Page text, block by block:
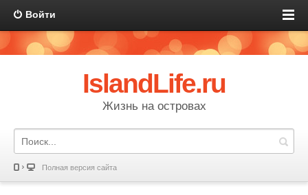
Войти
IslandLife.ru
Жизнь на островах
Полная версия сайта